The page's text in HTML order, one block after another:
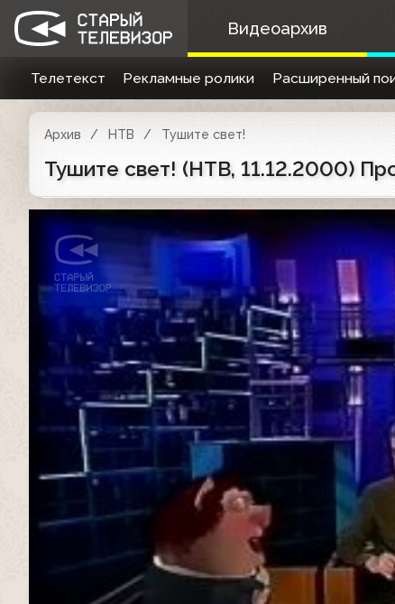
Видеоархив
Телетекст Рекламные ролики Расширенный
Архив НТВ Тушите свет!
Тушите свет! (НТВ, 11.12.2000)